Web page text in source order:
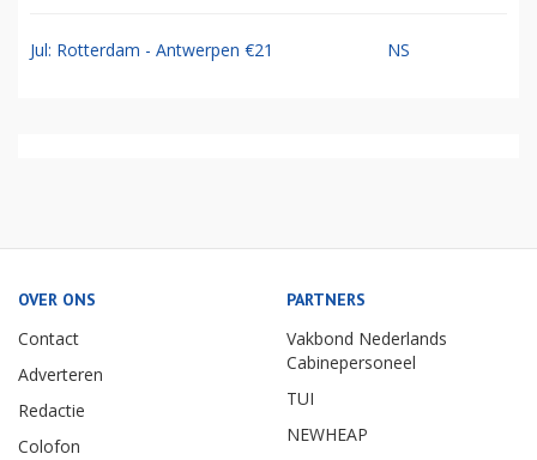
Jul: Rotterdam - Antwerpen €21 NS
OVER ONS
Contact
Adverteren
Redactie
Colofon
PARTNERS
Vakbond Nederlands
Cabinepersoneel
TUI
NEWHEAP